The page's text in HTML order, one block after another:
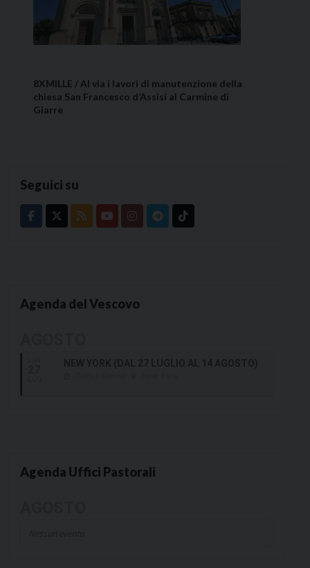
8XMILLE / Al via i lavori di manutenzione della
chiesa San Francesco d’Assisi al Carmine di
Giarre
Seguici su
Agenda del Vescovo
Agenda Uffici Pastorali